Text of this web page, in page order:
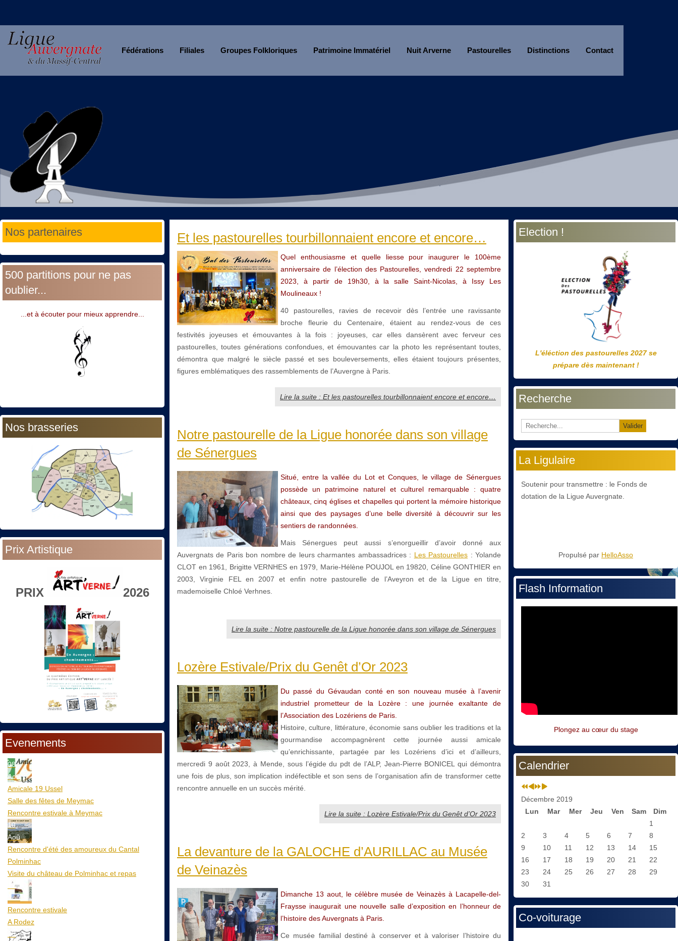
Fédérations Filiales Groupes Folkloriques Patrimoine Immatériel Nuit Arverne Pastourelles Distinctions Contact
Nos partenaires
500 partitions pour ne pas
oublier...
...et à écouter pour mieux apprendre...
Nos brasseries
Prix Artistique
PRIX 2026
Evenements
08
Aoû
Amicale 19 Ussel
Salle des fêtes de Meymac
Rencontre estivale à Meymac
10
Aoû
Rencontre d'été des amoureux du Cantal
Polminhac
Visite du château de Polminhac et repas
12
Aoû
Rencontre estivale
A Rodez
23
Et les pastourelles tourbillonnaient encore et encore…
Quel enthousiasme et quelle liesse pour inaugurer le 100ème
anniversaire de l’élection des Pastourelles, vendredi 22 septembre
2023, à partir de 19h30, à la salle Saint-Nicolas, à Issy Les
Moulineaux !
40 pastourelles, ravies de recevoir dès l’entrée une ravissante
broche fleurie du Centenaire, étaient au rendez-vous de ces
festivités joyeuses et émouvantes à la fois : joyeuses, car elles dansèrent avec ferveur ces
pastourelles, toutes générations confondues, et émouvantes car la photo les représentant toutes,
démontra que malgré le siècle passé et ses bouleversements, elles étaient toujours présentes,
figures emblématiques des rassemblements de l’Auvergne à Paris.
Lire la suite : Et les pastourelles tourbillonnaient encore et encore…
Notre pastourelle de la Ligue honorée dans son village
de Sénergues
Situé, entre la vallée du Lot et Conques, le village de Sénergues
possède un patrimoine naturel et culturel remarquable : quatre
châteaux, cinq églises et chapelles qui portent la mémoire historique
ainsi que des paysages d’une belle diversité à découvrir sur les
sentiers de randonnées.
Mais Sénergues peut aussi s’enorgueillir d’avoir donné aux
Auvergnats de Paris bon nombre de leurs charmantes ambassadrices : Les Pastourelles : Yolande
CLOT en 1961, Brigitte VERNHES en 1979, Marie-Hélène POUJOL en 19820, Céline GONTHIER en
2003, Virginie FEL en 2007 et enfin notre pastourelle de l’Aveyron et de la Ligue en titre,
mademoiselle Chloé Verhnes.
Lire la suite : Notre pastourelle de la Ligue honorée dans son village de Sénergues
Lozère Estivale/Prix du Genêt d’Or 2023
Du passé du Gévaudan conté en son nouveau musée à l’avenir
industriel prometteur de la Lozère : une journée exaltante de
l’Association des Lozériens de Paris.
Histoire, culture, littérature, économie sans oublier les traditions et la
gourmandise accompagnèrent cette journée aussi amicale
qu’enrichissante, partagée par les Lozériens d’ici et d’ailleurs,
mercredi 9 août 2023, à Mende, sous l’égide du pdt de l’ALP, Jean-Pierre BONICEL qui démontra
une fois de plus, son implication indéfectible et son sens de l’organisation afin de transformer cette
rencontre annuelle en un succès mérité.
Lire la suite : Lozère Estivale/Prix du Genêt d’Or 2023
La devanture de la GALOCHE d’AURILLAC au Musée
de Veinazès
Dimanche 13 aout, le célèbre musée de Veinazès à Lacapelle-del-
Fraysse inaugurait une nouvelle salle d’exposition en l’honneur de
l’histoire des Auvergnats à Paris.
Ce musée familial destiné à conserver et à valoriser l’histoire du
Election !
L'éléction des pastourelles 2027 se
prépare dès maintenant !
Recherche
Valider
La Ligulaire
Soutenir pour transmettre : le Fonds de
dotation de la Ligue Auvergnate.
Propulsé par HelloAsso
Flash Information
Plongez au cœur du stage
Calendrier
Année
précédente
Mois
précédent
Année
suivante
Mois
suivant
Décembre 2019
Lun
Mar Mer Jeu Ven Sam
Dim
1
2
3 4 5 6 7
8
9
10 11 12 13 14
15
16
17 18 19 20 21
22
23
24 25 26 27 28
29
30
31
Co-voiturage